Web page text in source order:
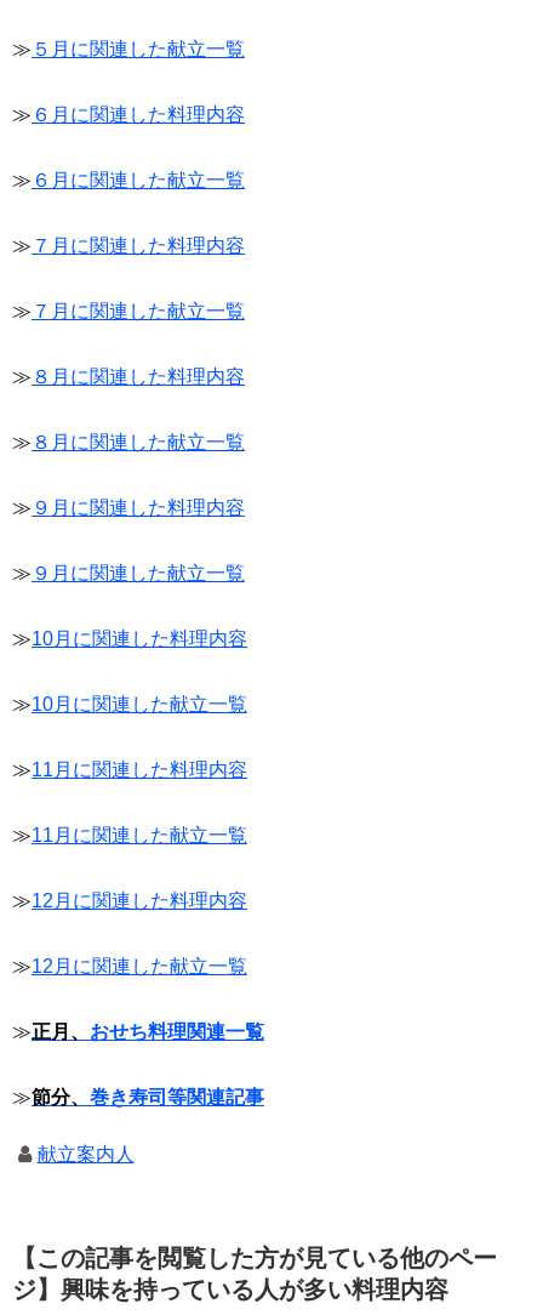
≫ ５月に関連した献立一覧
≫ ６月に関連した料理内容
≫ ６月に関連した献立一覧
≫ ７月に関連した料理内容
≫ ７月に関連した献立一覧
≫ ８月に関連した料理内容
≫ ８月に関連した献立一覧
≫ ９月に関連した料理内容
≫ ９月に関連した献立一覧
≫10月に関連した料理内容
≫10月に関連した献立一覧
≫11月に関連した料理内容
≫11月に関連した献立一覧
≫12月に関連した料理内容
≫12月に関連した献立一覧
≫正月、 おせち料理関連一覧
≫節分、 巻き寿司等関連記事
献立案内人
【この記事を閲覧した方が見ている他のペー
ジ】興味を持っている人が多い料理内容